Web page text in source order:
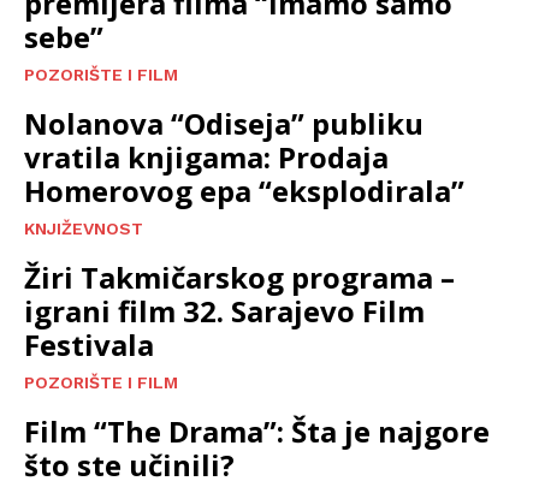
sebe”
POZORIŠTE I FILM
Nolanova “Odiseja” publiku
vratila knjigama: Prodaja
Homerovog epa “eksplodirala”
KNJIŽEVNOST
Žiri Takmičarskog programa –
igrani film 32. Sarajevo Film
Festivala
POZORIŠTE I FILM
Film “The Drama”: Šta je najgore
što ste učinili?